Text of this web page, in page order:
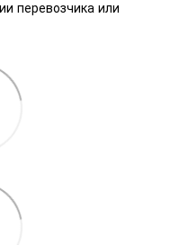
перевозчика или